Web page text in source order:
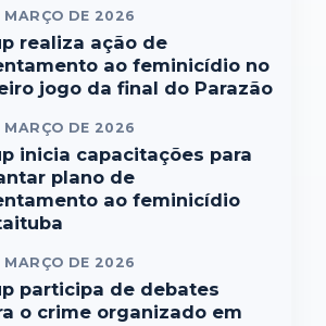
MARÇO DE 2026
realiza ação de
ao feminicídio no
jogo da final do Parazão
MARÇO DE 2026
inicia capacitações para
plano de
ao feminicídio
MARÇO DE 2026
participa de debates
o crime organizado em